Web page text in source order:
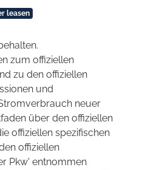
leasen
zum offiziellen
zu den offiziellen
und
neuer
über den offiziellen
offiziellen spezifischen
offiziellen
Pkw' entnommen